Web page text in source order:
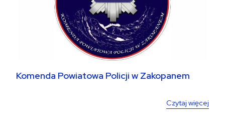
Komenda Powiatowa Policji w Zakopanem
Czytaj więcej